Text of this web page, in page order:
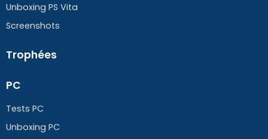
Unboxing PS Vita
Screenshots
Trophées
PC
Tests PC
Unboxing PC